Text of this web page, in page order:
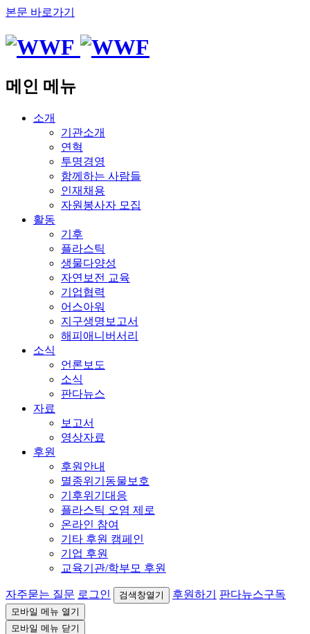
본문 바로가기
메인 메뉴
소개
기관소개
연혁
투명경영
함께하는 사람들
인재채용
자원봉사자 모집
활동
기후
플라스틱
생물다양성
자연보전 교육
기업협력
어스아워
지구생명보고서
해피애니버서리
소식
언론보도
소식
판다뉴스
자료
보고서
영상자료
후원
후원안내
멸종위기동물보호
기후위기대응
플라스틱 오염 제로
온라인 참여
기타 후원 캠페인
기업 후원
교육기관/학부모 후원
자주묻는 질문 로그인 검색창열기 후원하기 판다뉴스구독
모바일 메뉴 열기
모바일 메뉴 닫기